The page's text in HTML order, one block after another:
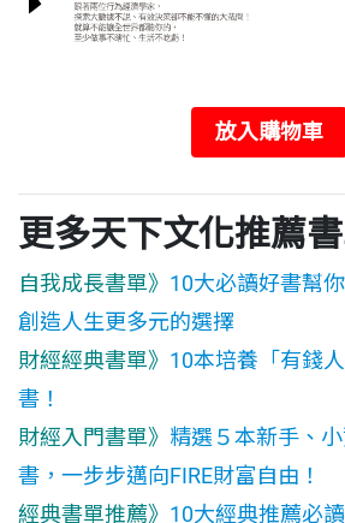
放入購物車
更多天下文化推薦
自我成長書單》 10大必讀好書幫
創造人生更多元的選擇
財經經典書單》 10本培養「有錢
書！
財經入門書單》 精選５本新手、
書，一步步邁向FIRE財富自由！
經典書單推薦》 10大經典推薦必